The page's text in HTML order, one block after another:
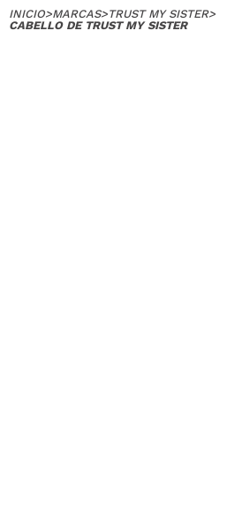
INICIO>MARCAS>TRUST MY SISTER>
CABELLO DE TRUST MY SISTER